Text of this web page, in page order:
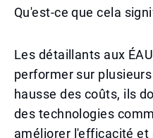
Qu'est-ce que cela
Les détaillants aux
performer sur
hausse des coûts, ils
des technologies
améliorer l'efficacité et